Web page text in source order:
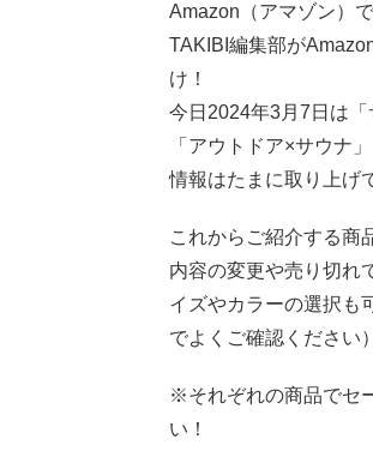
Amazon（アマゾン）
TAKIBI編集部が
け！
今日2024年3月7日は
「アウトドア×サウナ
情報はたまに取り上げ
これからご紹介する商
内容の変更や売り切れ
イズやカラーの選択も
でよくご確認ください
※それぞれの商品でセ
い！